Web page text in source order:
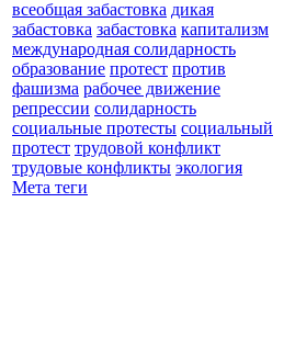
всеобщая забастовка дикая
забастовка забастовка капитализм
международная солидарность
образование протест против
фашизма рабочее движение
репрессии солидарность
социальные протесты социальный
протест трудовой конфликт
трудовые конфликты экология
Мета теги